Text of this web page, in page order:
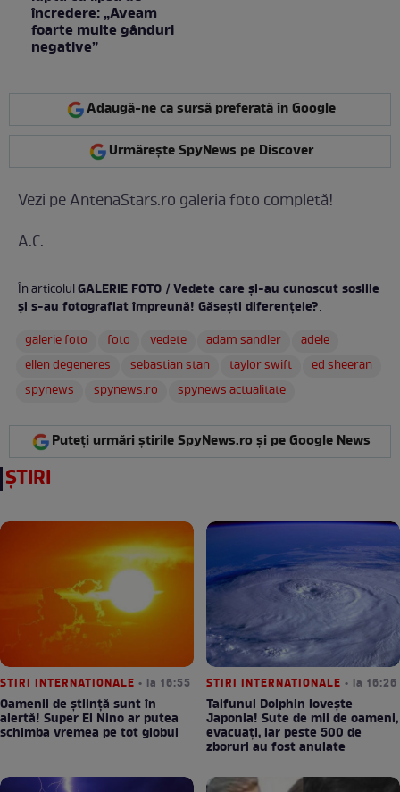
încredere: „Aveam
foarte multe gânduri
negative”
Adaugă-ne ca sursă preferată în Google
Urmărește SpyNews pe Discover
Vezi pe AntenaStars.ro galeria foto completă!
A.C.
În articolulGALERIE FOTO / Vedete care și-au cunoscut sosiile
și s-au fotografiat împreună! Găsești diferențele?:
galerie foto
foto vedete adam sandler
adele
ellen degeneres
sebastian stan taylor swift
ed sheeran
spynews
spynews.ro spynews actualitate
Puteți urmări știrile SpyNews.ro și pe Google News
ȘTIRI
STIRI INTERNATIONALE • la 16:55
Oamenii de știință sunt în
alertă! Super El Nino ar putea
schimba vremea pe tot globul
STIRI INTERNATIONALE • la 16:26
Taifunul Dolphin lovește
Japonia! Sute de mii de oameni,
evacuați, iar peste 500 de
zboruri au fost anulate